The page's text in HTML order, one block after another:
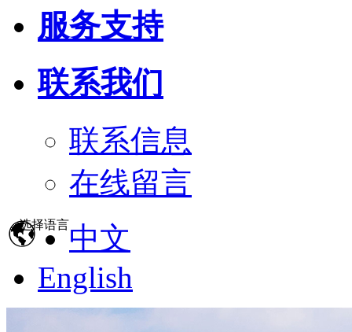
服务支持
联系我们
联系信息
在线留言
选择语言中文
English